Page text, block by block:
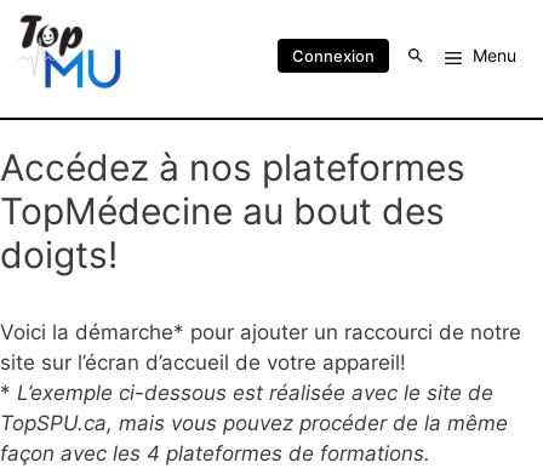
Connexion Menu
Accédez à nos plateformes
TopMédecine au bout des
doigts!
Voici la démarche* pour ajouter un raccourci de notre
site sur l’écran d’accueil de votre appareil!
* L’exemple ci-dessous est réalisée avec le site de
TopSPU.ca, mais vous pouvez procéder de la même
façon avec les 4 plateformes de formations.